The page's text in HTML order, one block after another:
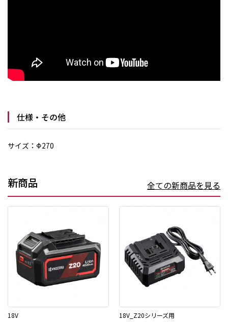
仕様・その他
サイズ：Φ270
新商品 全ての新商品を見る
18V 18V_Z20シリーズ用